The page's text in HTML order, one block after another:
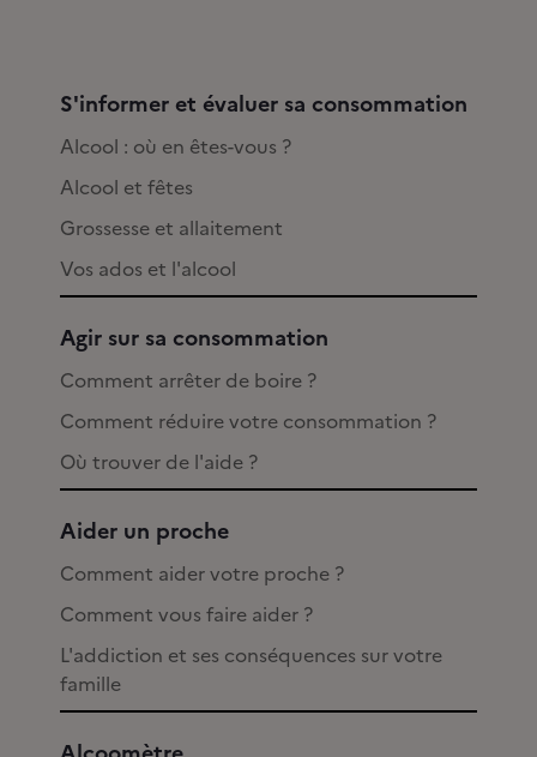
S'informer et évaluer sa consommation
Alcool : où en êtes-vous ?
Alcool et fêtes
Grossesse et allaitement
Vos ados et l'alcool
Agir sur sa consommation
Comment arrêter de boire ?
Comment réduire votre consommation ?
Où trouver de l'aide ?
Aider un proche
Comment aider votre proche ?
Comment vous faire aider ?
L'addiction et ses conséquences sur votre
famille